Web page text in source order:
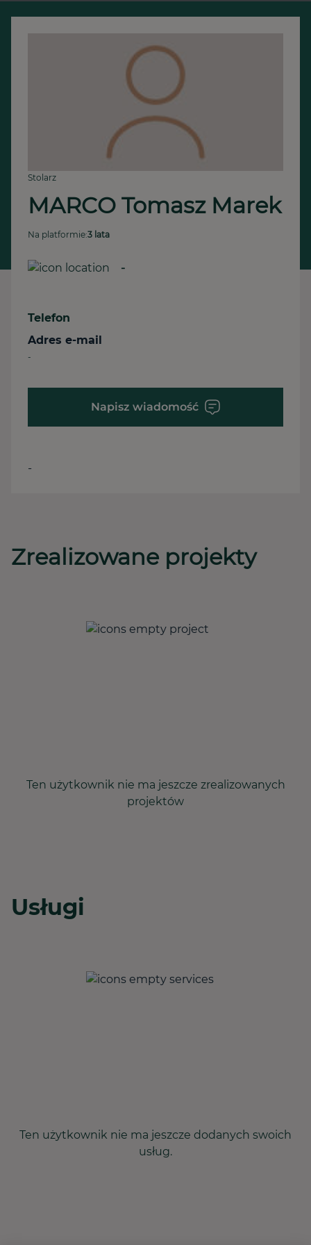
Stolarz
MARCO Tomasz Marek
Na platformie:3 lata
-
Telefon
Adres e-mail
-
Napisz wiadomość
-
Zrealizowane projekty
Ten użytkownik nie ma jeszcze zrealizowanych
projektów
Usługi
Ten użytkownik nie ma jeszcze dodanych swoich
usług.